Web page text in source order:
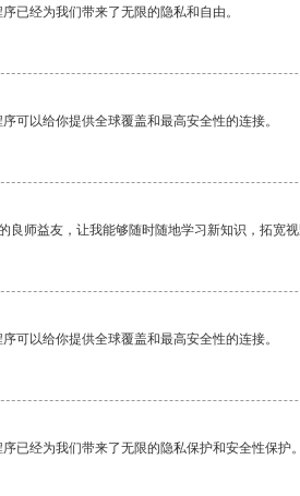
已经为我们带来了无限的隐私和自由。
可以给你提供全球覆盖和最高安全性的连接。
良师益友，让我能够随时随地学习新知识，拓宽
可以给你提供全球覆盖和最高安全性的连接。
已经为我们带来了无限的隐私保护和安全性保护